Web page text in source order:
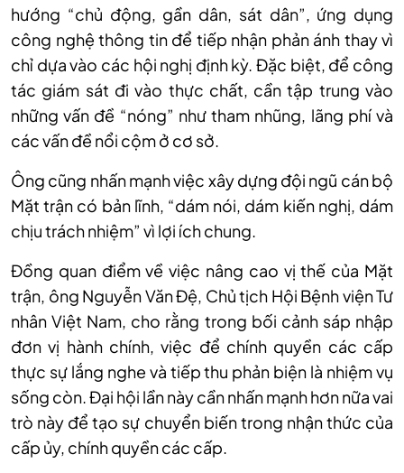
hướng “chủ động, gần dân, sát dân”, ứng dụng
công nghệ thông tin để tiếp nhận phản ánh thay vì
chỉ dựa vào các hội nghị định kỳ. Đặc biệt, để công
tác giám sát đi vào thực chất, cần tập trung vào
những vấn đề “nóng” như tham nhũng, lãng phí và
các vấn đề nổi cộm ở cơ sở.
Ông cũng nhấn mạnh việc xây dựng đội ngũ cán bộ
Mặt trận có bản lĩnh, “dám nói, dám kiến nghị, dám
chịu trách nhiệm” vì lợi ích chung.
Đồng quan điểm về việc nâng cao vị thế của Mặt
trận, ông Nguyễn Văn Đệ, Chủ tịch Hội Bệnh viện Tư
nhân Việt Nam, cho rằng trong bối cảnh sáp nhập
đơn vị hành chính, việc để chính quyền các cấp
thực sự lắng nghe và tiếp thu phản biện là nhiệm vụ
sống còn. Đại hội lần này cần nhấn mạnh hơn nữa vai
trò này để tạo sự chuyển biến trong nhận thức của
cấp ủy, chính quyền các cấp.